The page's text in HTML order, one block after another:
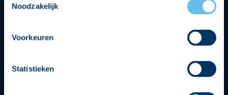
op een veilige en integere wijze. Je kunt je toestemming
beheren op de privacy- en cookieverklaring pagina.
Noodzakelijk
Voorkeuren
Statistieken